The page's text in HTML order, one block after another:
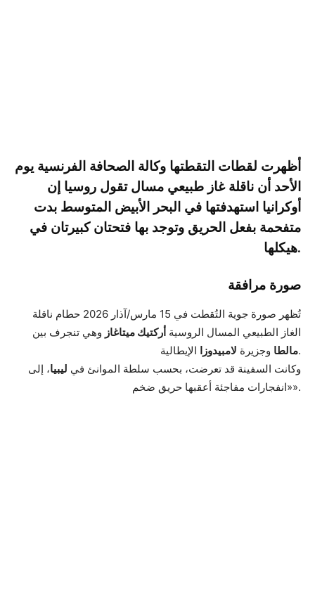
أظهرت لقطات التقطتها وكالة الصحافة الفرنسية يوم
الأحد أن ناقلة غاز طبيعي مسال تقول روسيا إن
أوكرانيا استهدفتها في البحر الأبيض المتوسط بدت
متفحمة بفعل الحريق وتوجد بها فتحتان كبيرتان في
هيكلها.
صورة مرافقة
تُظهر صورة جوية التُقطت في 15 مارس/آذار 2026 حطام ناقلة
الغاز الطبيعي المسال الروسية أركتيك ميتاغاز وهي تنجرف بين
مالطا وجزيرة لامبيدوزا
الإيطالية.
وكانت السفينة قد تعرضت، بحسب سلطة الموانئ في ليبيا، إلى
«انفجارات مفاجئة أعقبها حريق ضخم».